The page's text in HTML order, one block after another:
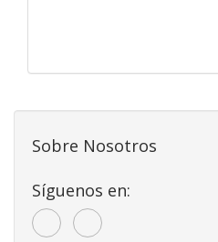
Sobre Nosotros
Síguenos en: